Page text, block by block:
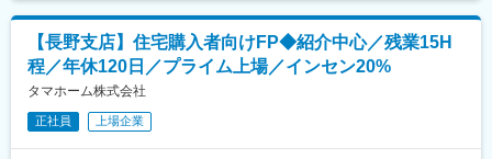
社の乗合代理店のため複数の商品から厳選してご提案が可能で
す）
■業務の特徴：
金融部FP担当は住宅購入時に上記の金融サービスの提供を通じ、
お客様へ安心を提供し一生涯のパートナーとしてお客様満足度の
向上を担える大変やりがいのある職種です。火災保険・住宅ロー
【長野支店】住宅購入者向けFP◆紹介中心／残業15H
程／年休120日／プライム上場／インセン20%
タマホーム株式会社
正社員 上場企業